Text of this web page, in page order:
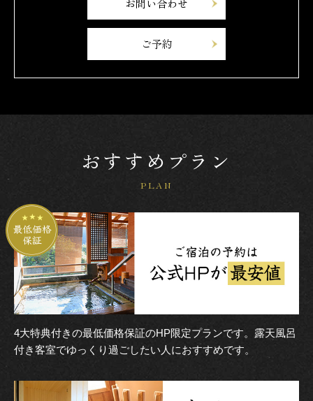
お問い合わせ
ご予約
おすすめプラン
PLAN
4大特典付きの最低価格保証のHP限定プランです。露天風呂
付き客室でゆっくり過ごしたい人におすすめです。